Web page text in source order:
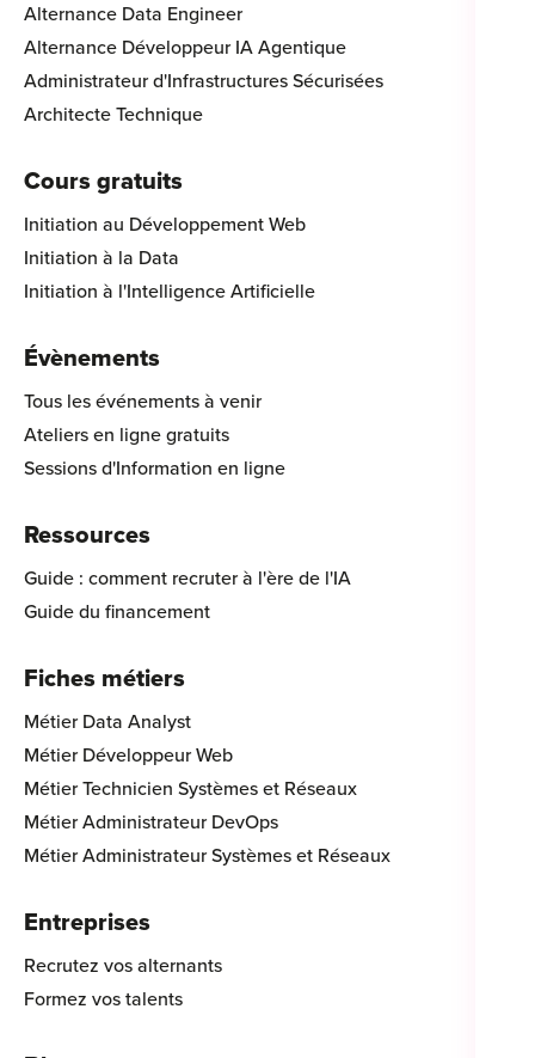
Alternance Data Engineer
Alternance Développeur IA Agentique
Administrateur d'Infrastructures Sécurisées
Architecte Technique
Cours gratuits
Initiation au Développement Web
Initiation à la Data
Initiation à l'Intelligence Artificielle
Évènements
Tous les événements à venir
Ateliers en ligne gratuits
Sessions d'Information en ligne
Ressources
Guide : comment recruter à l'ère de l'IA
Guide du financement
Fiches métiers
Métier Data Analyst
Métier Développeur Web
Métier Technicien Systèmes et Réseaux
Métier Administrateur DevOps
Métier Administrateur Systèmes et Réseaux
Entreprises
Recrutez vos alternants
Formez vos talents